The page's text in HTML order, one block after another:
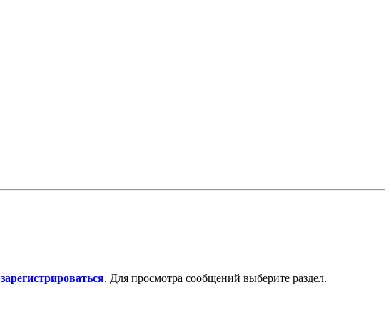
зарегистрироваться. Для просмотра сообщений выберите раздел.